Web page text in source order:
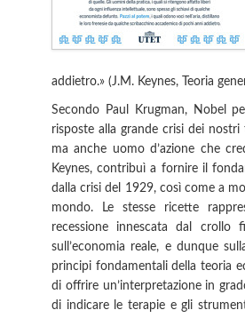
addietro.» (J.M. Keynes, Teoria
Secondo Paul Krugman, Nobel
risposte alla grande crisi dei
ma anche uomo d’azione che
Keynes, contribuì a fornire il
dalla crisi del 1929, così come a
mondo. Le stesse ricette
recessione innescata dal
sull’economia reale, e dunque
principi fondamentali della teoria
di offrire un’interpretazione in
di indicare le terapie e gli